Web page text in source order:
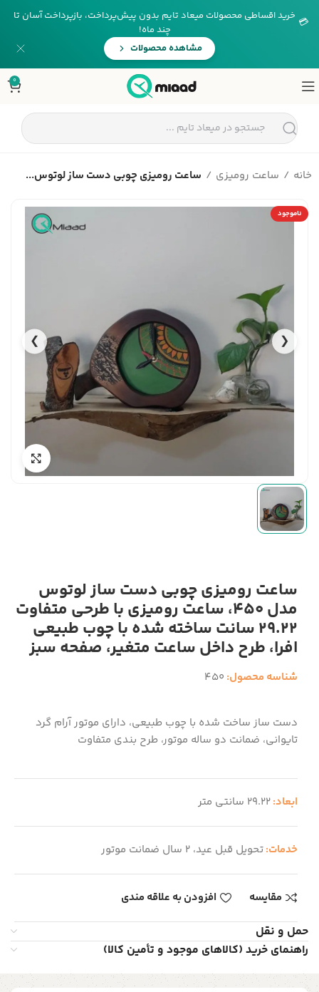
💳 خرید اقساطی محصولات میعاد تایم بدون پیش‌پرداخت، بازپرداخت آسان تا
چند ماه!
مشاهده محصولات
0
خانه ساعت رومیزی ساعت رومیزی چوبی دست ساز لوتوس...
ناموجود
❮
❯
ساعت رومیزی چوبی دست ساز لوتوس
مدل 450، ساعت رومیزی با طرحی متفاوت
29.22 سانت ساخته شده با چوب طبیعی
افرا، طرح داخل ساعت متغیر، صفحه سبز
شناسه محصول: 450
دست ساز ساخت شده با چوب طبیعی، دارای موتور آرام گرد
تایوانی، ضمانت دو ساله موتور، طرح بندی متفاوت
ابعاد:29.22 سانتی متر
خدمات:تحویل قبل عید، 2 سال ضمانت موتور
مقایسه افزودن به علاقه مندی
حمل و نقل
راهنمای خرید (کالاهای موجود و تأمین کالا)